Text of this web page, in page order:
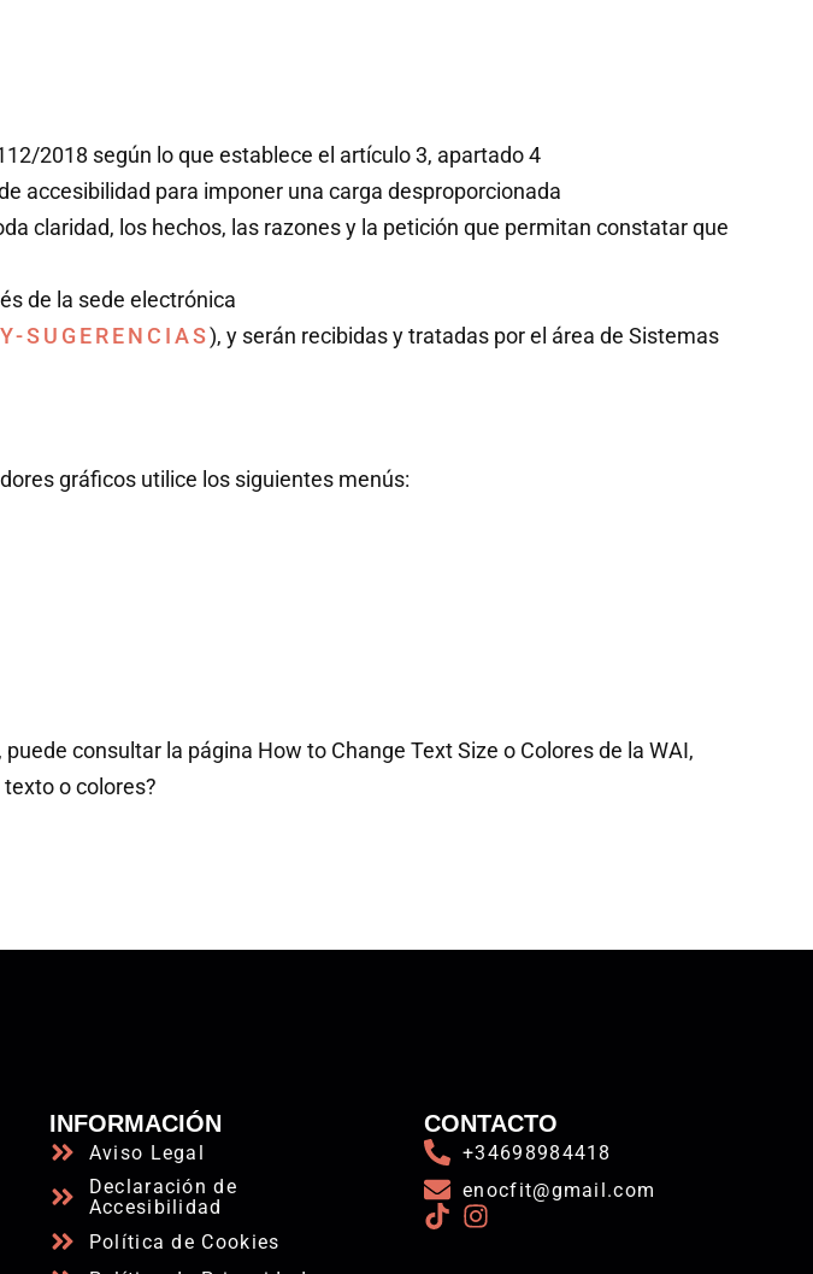
2018 según lo que establece el artículo 3, apartado 4
accesibilidad para imponer una carga desproporcionada
claridad, los hechos, las razones y la petición que permitan constatar que
de la sede electrónica
SUGERENCIAS), y serán recibidas y tratadas por el área de Sistemas
gráficos utilice los siguientes menús:
consultar la página How to Change Text Size o Colores de la WAI,
o colores?
INFORMACIÓN
Aviso Legal
Declaración de
Accesibilidad
Política de Cookies
CONTACTO
+34698984418
enocfit@gmail.com